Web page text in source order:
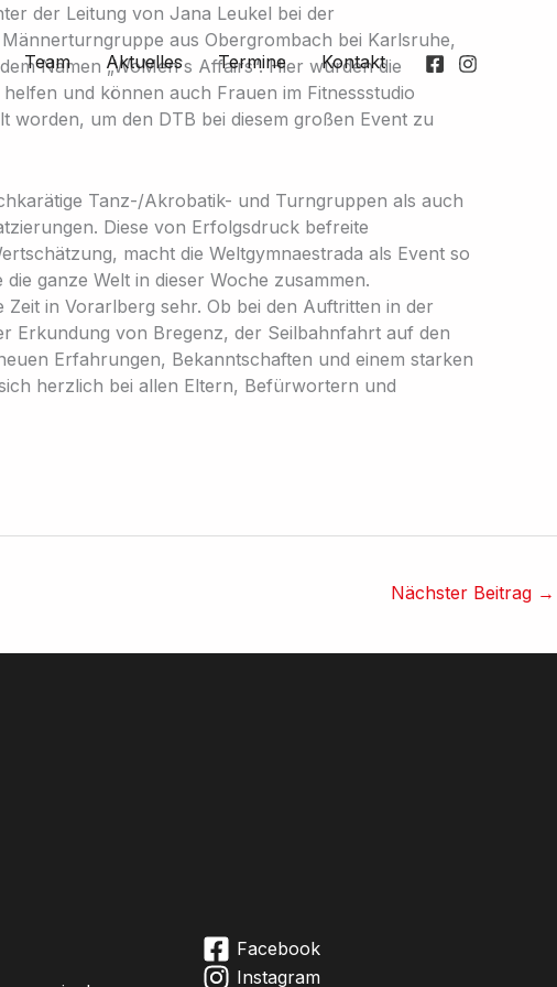
Team Aktuelles Termine Kontakt
der Leitung von Jana Leukel bei der
aus Obergrombach bei Karlsruhe,
Namen „WoMen`s Affairs“. Hier wurden die
und können auch Frauen im Fitnessstudio
um den DTB bei diesem großen Event zu
Tanz-/Akrobatik- und Turngruppen als auch
Diese von Erfolgsdruck befreite
macht die Weltgymnaestrada als Event so
ganze Welt in dieser Woche zusammen.
in Vorarlberg sehr. Ob bei den Auftritten in der
Erkundung von Bregenz, der Seilbahnfahrt auf den
Erfahrungen, Bekanntschaften und einem starken
herzlich bei allen Eltern, Befürwortern und
Nächster Beitrag →
Facebook
Instagram